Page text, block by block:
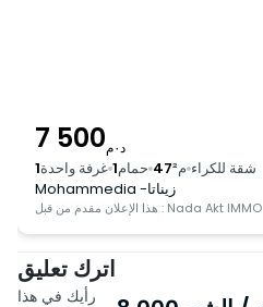
7 500 د٠م
1غرفة واحدة 1حمام 47 م² شقة للكراء
Mohammedia -زيناتا
هذا الإعلان مقدم من قبل : Nada Akt IMMO
اترك تعليق
رأيك في هذا